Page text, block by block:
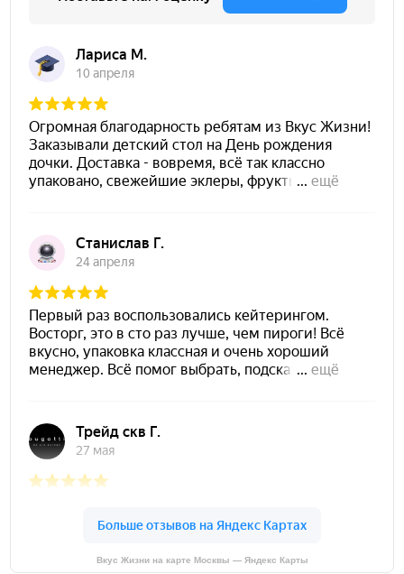
Вкус Жизни на карте Москвы — Яндекс Карты